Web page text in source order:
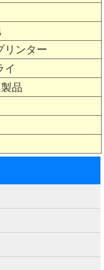
リンター
イ
品